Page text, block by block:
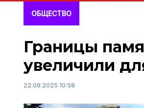
ОБЩЕСТВО
Границы
увеличили
22.09.2025 10:58